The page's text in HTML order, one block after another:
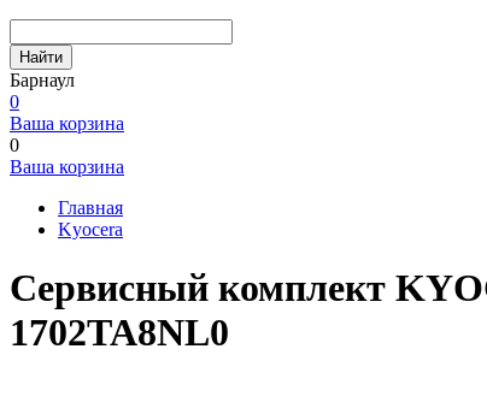
Найти
Барнаул
0
Ваша корзина
0
Ваша корзина
Главная
Kyocera
Сервисный комплект
1702TA8NL0